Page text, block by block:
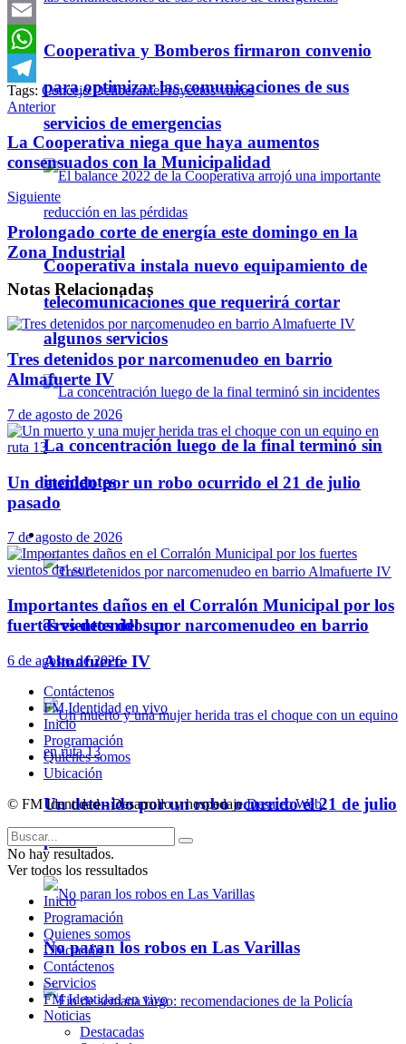
Cooperativa y Bomberos firmaron convenio
para optimizar las comunicaciones de sus
servicios de emergencias
Cooperativa instala nuevo equipamiento de
telecomunicaciones que requerirá cortar
algunos servicios
La concentración luego de la final terminó sin
incidentes
Policiales
Tres detenidos por narcomenudeo en barrio
Almafuerte IV
Un detenido por un robo ocurrido el 21 de julio
pasado
No paran los robos en Las Varillas
Twitter
Email
WhatsApp
Telegram
Tags: Concejo DeliberanteProyectos varios
Anterior
La Cooperativa niega que haya aumentos
consensuados con la Municipalidad
Siguiente
Prolongado corte de energía este domingo en la
Zona Industrial
Notas Relacionadas
Tres detenidos por narcomenudeo en barrio
Almafuerte IV
7 de agosto de 2026
Un detenido por un robo ocurrido el 21 de julio
pasado
7 de agosto de 2026
Importantes daños en el Corralón Municipal por los
fuertes vientos del sur
6 de agosto de 2026
Contáctenos
FM Identidad en vivo
Inicio
Programación
Quienes somos
Ubicación
© FM Identidad - Desarrollo y hospedajeDesatec Web.
No hay resultados.
Ver todos los ressultados
Inicio
Programación
Quienes somos
Ubicación
Contáctenos
Servicios
FM Identidad en vivo
Noticias
Destacadas